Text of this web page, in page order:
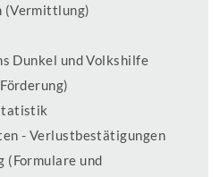
(Vermittlung)
Dunkel und Volkshilfe
- Verlustbestätigungen
(Formulare und